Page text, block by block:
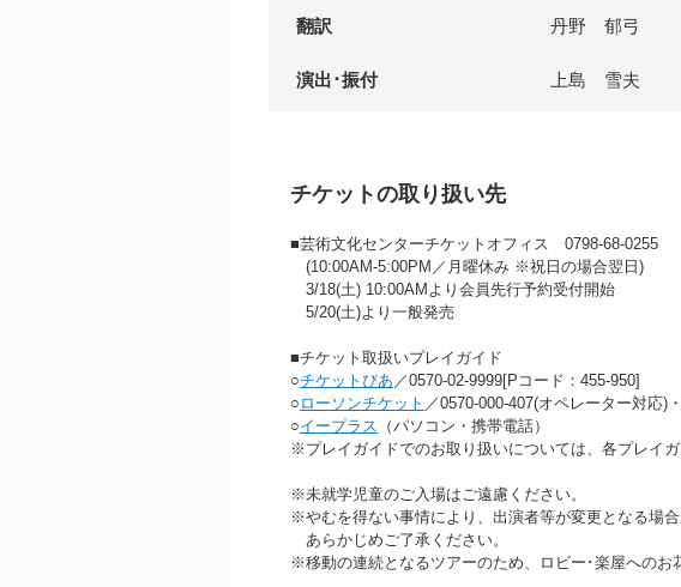
翻訳 丹野 郁弓
演出･振付 上島 雪夫
チケットの取り扱い先
■芸術文化センターチケットオフィス 0798-68-0255
(10:00AM‐5:00PM／月曜休み ※祝日の場合翌日)
3/18(土) 10:00AMより会員先行予約受付開始
5/20(土)より一般発売
■チケット取扱いプレイガイド
○チケットぴあ ／0570-02-9999[Pコード：455-950]
○ ローソンチケット ／0570-000-407(オペレーター対応)
○イープラス
（パソコン・携帯電話）
※プレイガイドでのお取り扱いについては、各プレイガ
※未就学児童のご入場はご遠慮ください。
※やむを得ない事情により、出演者等が変更となる場合
あらかじめご了承ください。
※移動の連続となるツアーのため、ロビー･楽屋へのお